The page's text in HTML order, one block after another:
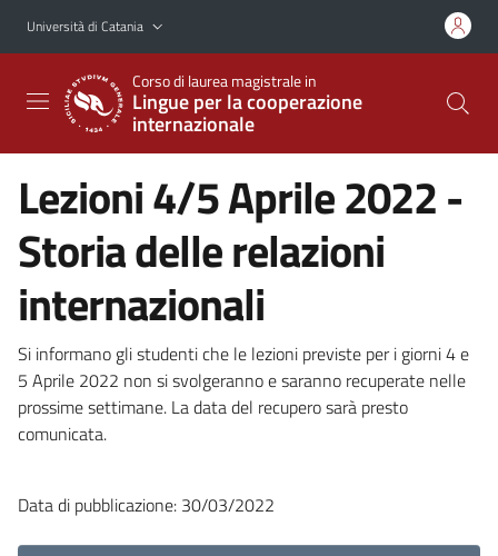
Vai al contenuto principale
Vai al menu di navigazione
Università di Catania
Corso di laurea magistrale in
Lingue per la cooperazione
internazionale
Lezioni 4/5 Aprile 2022 -
Storia delle relazioni
internazionali
Si informano gli studenti che le lezioni previste per i giorni 4 e
5 Aprile 2022 non si svolgeranno e saranno recuperate nelle
prossime settimane. La data del recupero sarà presto
comunicata.
Data di pubblicazione: 30/03/2022